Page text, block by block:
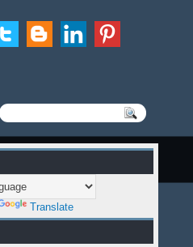
Translate